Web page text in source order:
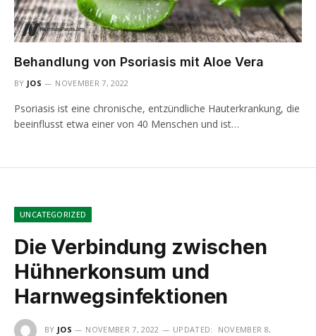
Behandlung von Psoriasis mit Aloe Vera
BY JOS NOVEMBER 7, 2022
Psoriasis ist eine chronische, entzündliche Hauterkrankung, die
beeinflusst etwa einer von 40 Menschen und ist…
UNCATEGORIZED
Die Verbindung zwischen
Hühnerkonsum und
Harnwegsinfektionen
BY JOS NOVEMBER 7, 2022 UPDATED:
NOVEMBER 8,